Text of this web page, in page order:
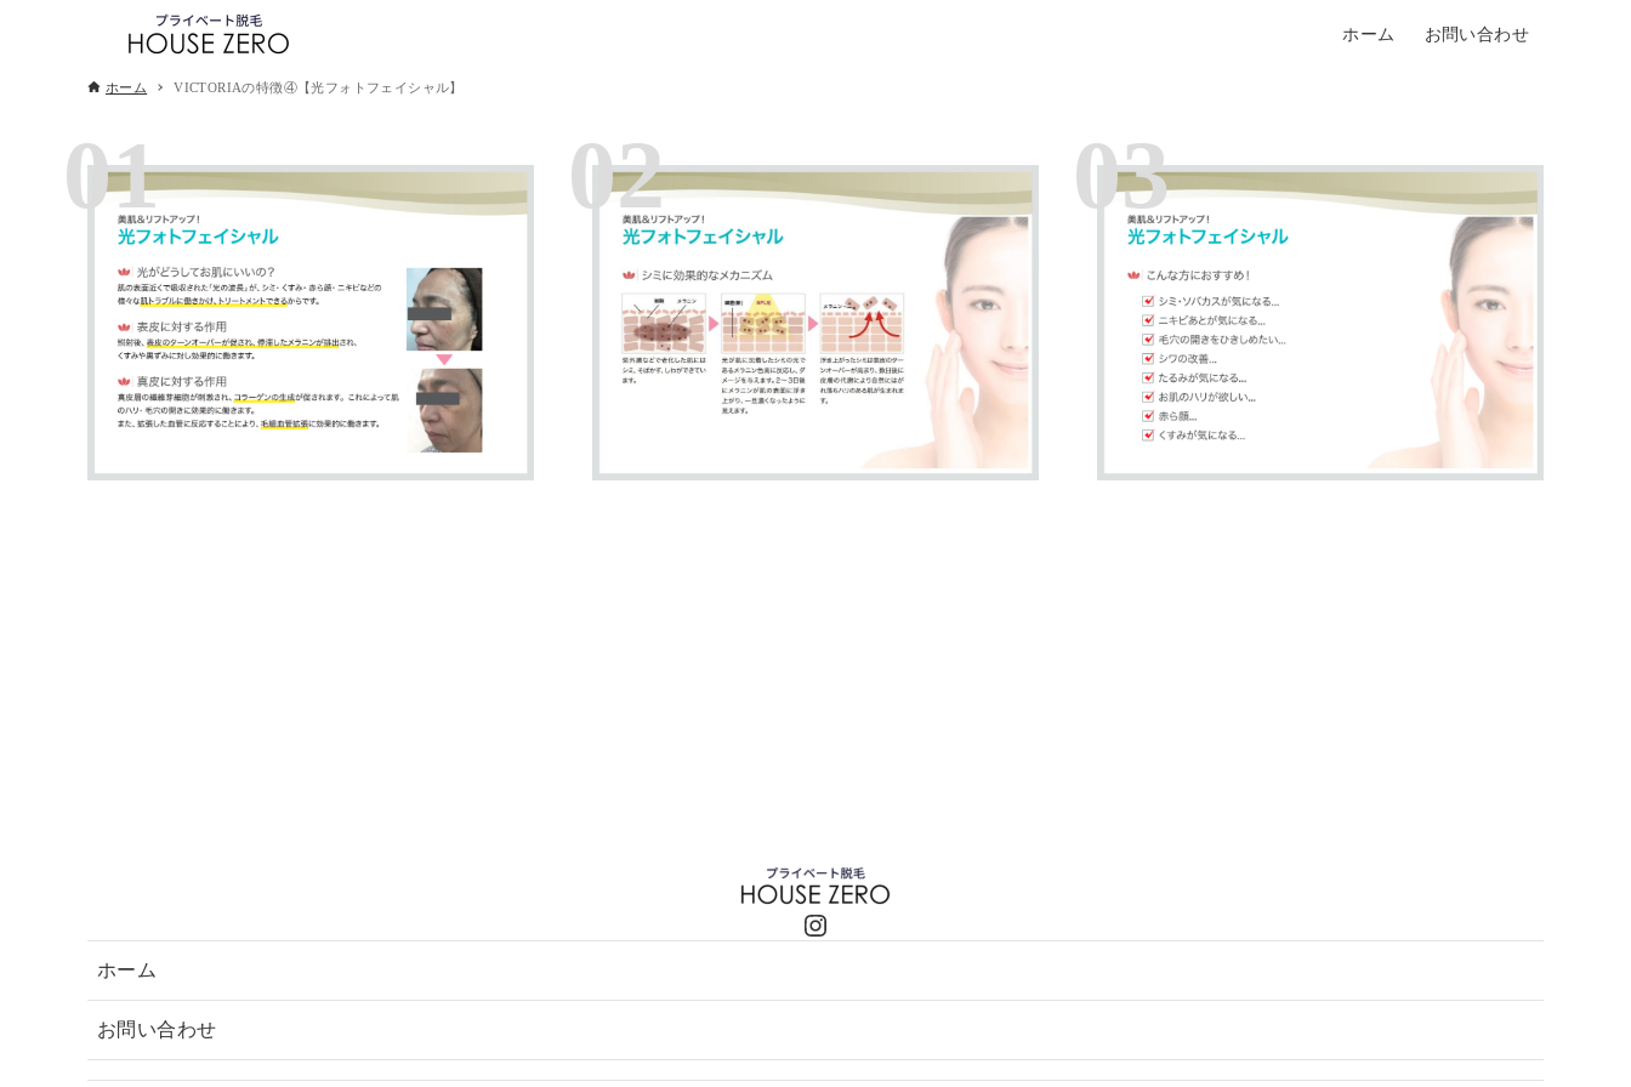
ホーム お問い合わせ
ホーム VICTORIAの特徴④【光フォトフェイシャル】
Instagram
ホーム
お問い合わせ